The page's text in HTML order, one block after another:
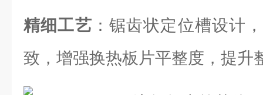
精细工艺 ：锯齿状定位槽设计
致，增强换热板片平整度，提升